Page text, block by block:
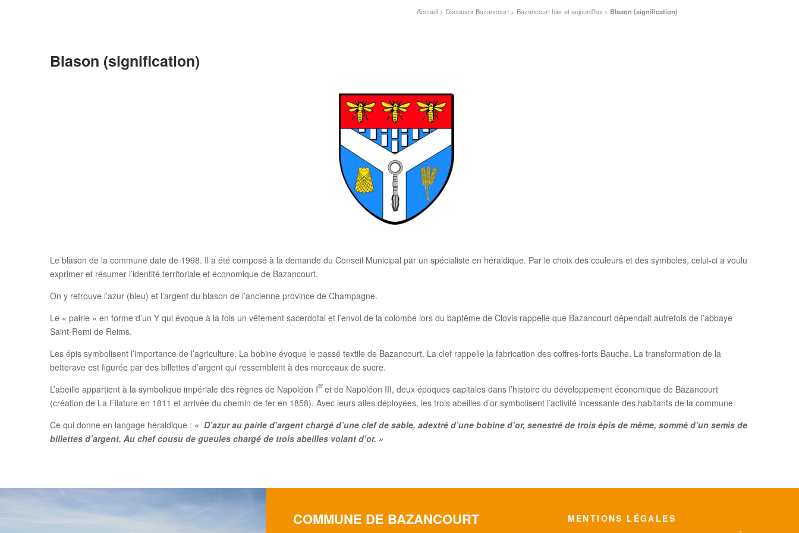
Accueil > Découvrir Bazancourt > Bazancourt hier et aujourd’hui > Blason (signification)
Blason (signification)
Le blason de la commune date de 1998. Il a été composé à la demande du Conseil Municipal par un spécialiste en héraldique. Par le choix des couleurs et des symboles, celui-ci a voulu
exprimer et résumer l’identité territoriale et économique de Bazancourt.
On y retrouve l’azur (bleu) et l’argent du blason de l’ancienne province de Champagne.
Le « pairle » en forme d’un Y qui évoque à la fois un vêtement sacerdotal et l’envol de la colombe lors du baptême de Clovis rappelle que Bazancourt dépendait autrefois de l’abbaye
Saint-Remi de Reims.
Les épis symbolisent l’importance de l’agriculture. La bobine évoque le passé textile de Bazancourt. La clef rappelle la fabrication des coffres-forts Bauche. La transformation de la
betterave est figurée par des billettes d’argent qui ressemblent à des morceaux de sucre.
L’abeille appartient à la symbolique impériale des règnes de Napoléon Ier et de Napoléon III, deux époques capitales dans l’histoire du développement économique de Bazancourt
(création de La Filature en 1811 et arrivée du chemin de fer en 1858). Avec leurs ailes déployées, les trois abeilles d’or symbolisent l’activité incessante des habitants de la commune.
Ce qui donne en langage héraldique : « D’azur au pairle d’argent chargé d’une clef de sable, adextré d’une bobine d’or, senestré de trois épis de même, sommé d’un semis de
billettes d’argent. Au chef cousu de gueules chargé de trois abeilles volant d’or. »
COMMUNE DE BAZANCOURT
MENTIONS LÉGALES